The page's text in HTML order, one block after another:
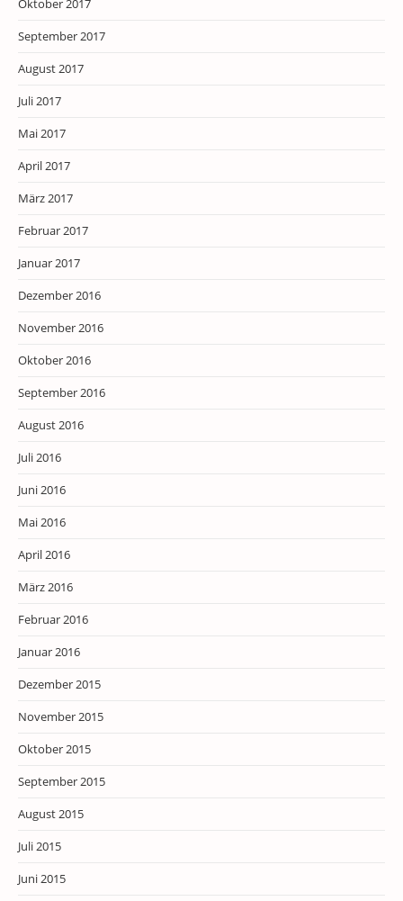
Oktober 2017
September 2017
August 2017
Juli 2017
Mai 2017
April 2017
März 2017
Februar 2017
Januar 2017
Dezember 2016
November 2016
Oktober 2016
September 2016
August 2016
Juli 2016
Juni 2016
Mai 2016
April 2016
März 2016
Februar 2016
Januar 2016
Dezember 2015
November 2015
Oktober 2015
September 2015
August 2015
Juli 2015
Juni 2015